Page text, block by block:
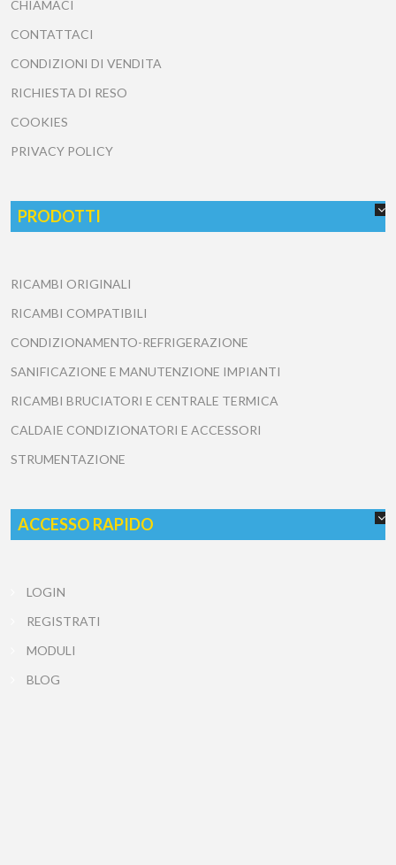
CHIAMACI
CONTATTACI
CONDIZIONI DI VENDITA
RICHIESTA DI RESO
COOKIES
PRIVACY POLICY
PRODOTTI
RICAMBI ORIGINALI
RICAMBI COMPATIBILI
CONDIZIONAMENTO-REFRIGERAZIONE
SANIFICAZIONE E MANUTENZIONE IMPIANTI
RICAMBI BRUCIATORI E CENTRALE TERMICA
CALDAIE CONDIZIONATORI E ACCESSORI
STRUMENTAZIONE
ACCESSO RAPIDO
LOGIN
REGISTRATI
MODULI
BLOG